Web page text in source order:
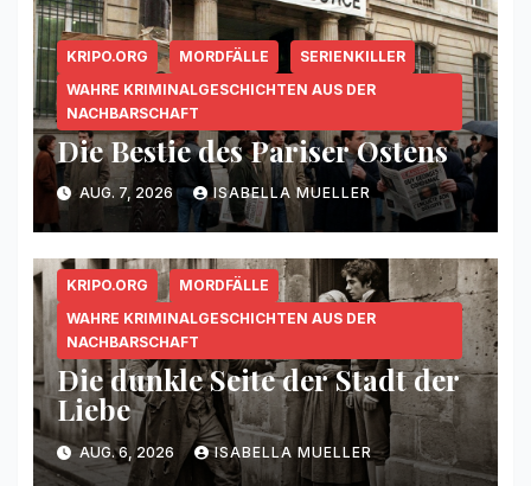
KRIPO.ORG MORDFÄLLE
SERIENKILLER
WAHRE KRIMINALGESCHICHTEN AUS DER
NACHBARSCHAFT
Die Bestie des Pariser Ostens
AUG. 7, 2026 ISABELLA MUELLER
KRIPO.ORG
MORDFÄLLE
WAHRE KRIMINALGESCHICHTEN AUS DER
NACHBARSCHAFT
Die dunkle Seite der Stadt der
Liebe
AUG. 6, 2026 ISABELLA MUELLER